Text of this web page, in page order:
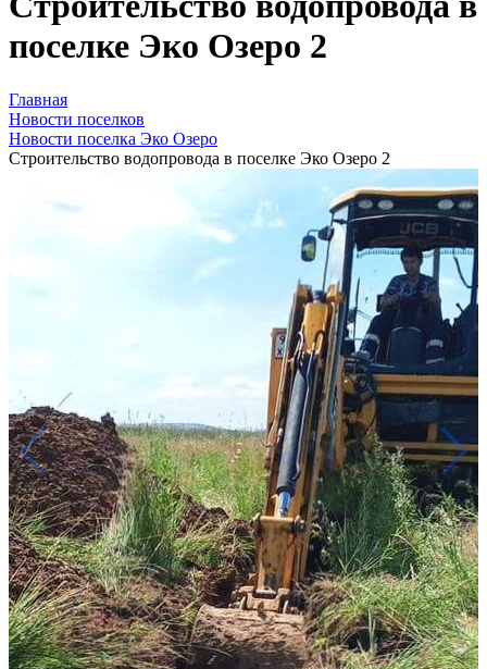
поселке Эко Озеро 2
Главная
Новости поселков
Новости поселка Эко Oзеро
Строительство водопровода в поселке Эко Озеро 2